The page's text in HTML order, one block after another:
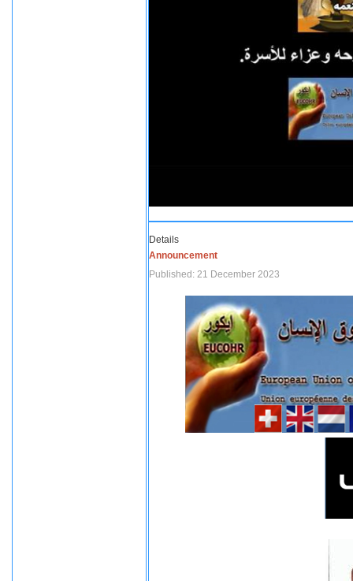
Details
Announcement
Published: 21 December 2023